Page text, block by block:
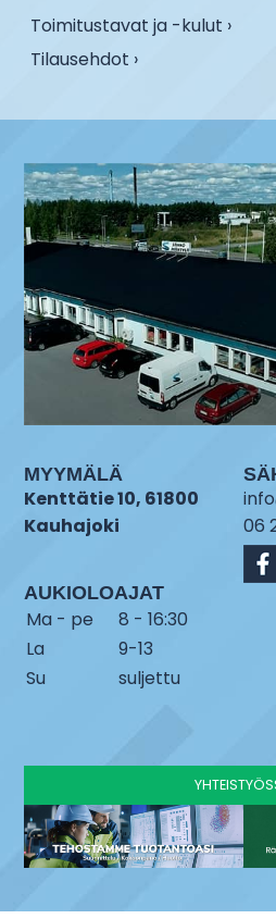
Toimitustavat ja -kulut ›
Tilausehdot ›
MYYMÄLÄ
Kenttätie 10, 61800
Kauhajoki
AUKIOLOAJAT
Ma - pe
8 - 16:30
La
9-13
Su
suljettu
06